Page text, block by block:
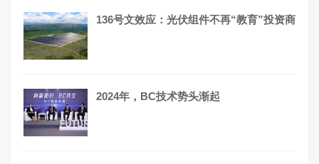
136号文效应：光伏组件不再“教育”投资商
2024年，BC技术势头渐起